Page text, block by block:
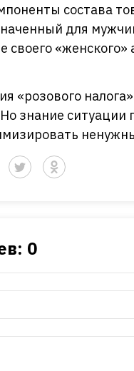
состава
для
своего «женского»
«розового
знание
0